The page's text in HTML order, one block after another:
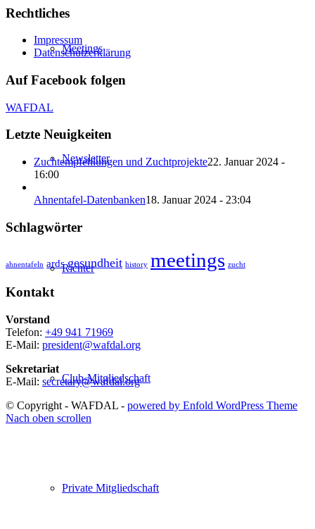
Meetings
Newsletter
Richter
Club-Mitgliedschaft
Private Mitgliedschaft
Rechtliches
Impressum
Datenschutzerklärung
Auf Facebook folgen
WAFDAL
Letzte Neuigkeiten
Zuchtempfehlungen und Zuchtprojekte22. Januar 2024 -
16:00
Ahnentafel-Datenbanken18. Januar 2024 - 23:04
Schlagwörter
ahnentafeln ards gesundheit history meetings zucht
Kontakt
Vorstand
Telefon: +49 941 71969
E-Mail: president@wafdal.org
Sekretariat
E-Mail: secretary@wafdal.org
© Copyright - WAFDAL - powered by Enfold WordPress Theme
Nach oben scrollen